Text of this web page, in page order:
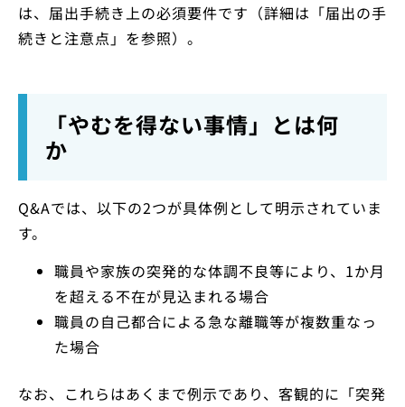
は、届出手続き上の必須要件です（詳細は「届出の手
続きと注意点」を参照）。
「やむを得ない事情」とは何
か
Q&Aでは、以下の2つが具体例として明示されていま
す。
職員や家族の突発的な体調不良等により、1か月
を超える不在が見込まれる場合
職員の自己都合による急な離職等が複数重なっ
た場合
なお、これらはあくまで例示であり、客観的に「突発